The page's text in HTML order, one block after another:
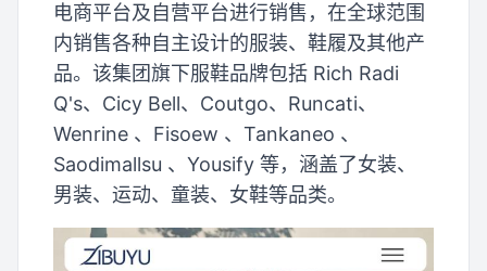
电商平台及自营平台进行销售，在全球范围
内销售各种自主设计的服装、鞋履及其他产
品。该集团旗下服鞋品牌包括 Rich Radi
Q's、Cicy Bell、Coutgo、Runcati、
Wenrine 、Fisoew 、Tankaneo 、
Saodimallsu 、Yousify 等，涵盖了女装、
男装、运动、童装、女鞋等品类。